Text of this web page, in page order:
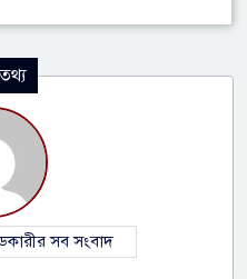
সব সংবাদ